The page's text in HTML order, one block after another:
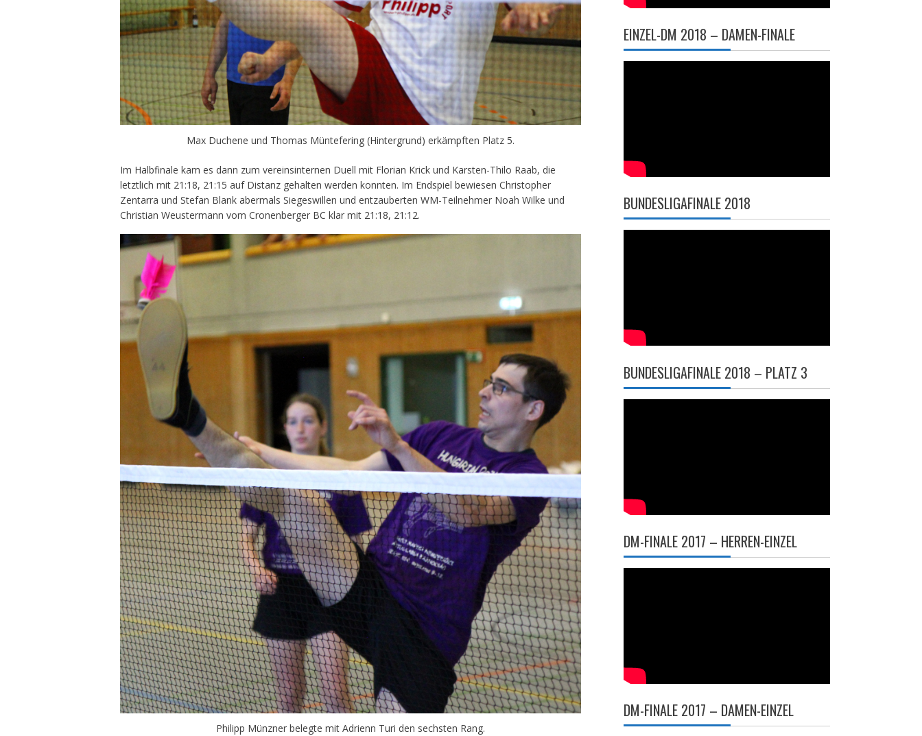
Max Duchene und Thomas Müntefering (Hintergrund) erkämpften Platz 5.
Im Halbfinale kam es dann zum vereinsinternen Duell mit Florian Krick und Karsten-Thilo Raab, die
letztlich mit 21:18, 21:15 auf Distanz gehalten werden konnten. Im Endspiel bewiesen Christopher
Zentarra und Stefan Blank abermals Siegeswillen und entzauberten WM-Teilnehmer Noah Wilke und
Christian Weustermann vom Cronenberger BC klar mit 21:18, 21:12.
Philipp Münzner belegte mit Adrienn Turi den sechsten Rang.
EINZEL-DM 2018 – DAMEN-FINALE
BUNDESLIGAFINALE 2018
BUNDESLIGAFINALE 2018 – PLATZ 3
DM-FINALE 2017 – HERREN-EINZEL
DM-FINALE 2017 – DAMEN-EINZEL